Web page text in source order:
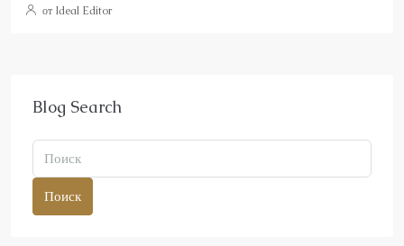
от Ideal Editor
Blog Search
Поиск